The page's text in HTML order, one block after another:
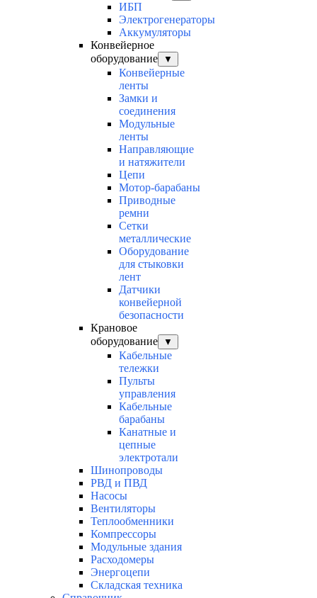
ИБП
Электрогенераторы
Аккумуляторы
Конвейерное
оборудование
▼
Конвейерные
ленты
Замки и
соединения
Модульные
ленты
Направляющие
и натяжители
Цепи
Мотор-барабаны
Приводные
ремни
Сетки
металлические
Оборудование
для стыковки
лент
Датчики
конвейерной
безопасности
Крановое
оборудование
▼
Кабельные
тележки
Пульты
управления
Кабельные
барабаны
Канатные и
цепные
электротали
Шинопроводы
РВД и ПВД
Насосы
Вентиляторы
Теплообменники
Компрессоры
Модульные здания
Расходомеры
Энергоцепи
Складская техника